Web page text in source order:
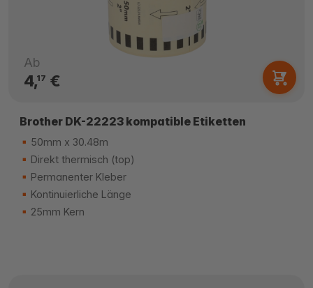
Ab
4,17 €
Brother DK-22223 kompatible Etiketten
50mm x 30.48m
Direkt thermisch (top)
Permanenter Kleber
Kontinuierliche Länge
25mm Kern